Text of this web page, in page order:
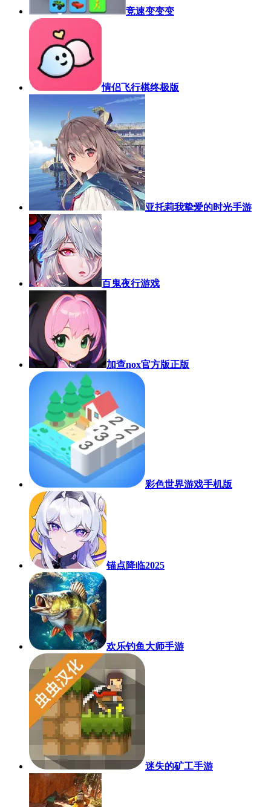
竞速变变变
情侣飞行棋终极版
亚托莉我挚爱的时光手游
百鬼夜行游戏
加查nox官方版正版
彩色世界游戏手机版
锚点降临2025
欢乐钓鱼大师手游
迷失的矿工手游